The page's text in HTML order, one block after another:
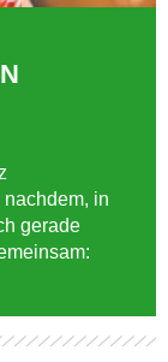
in
gerade